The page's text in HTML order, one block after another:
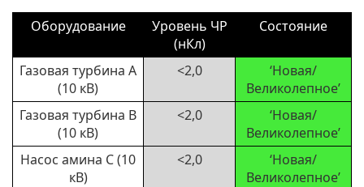
Оборудование
Уровень ЧР
(нКл)
Состояние
Газовая турбина A
(10 кВ)
<2,0
‘Новая/
Великолепное’
Газовая турбина B
(10 кВ)
<2,0
‘Новая/
Великолепное’
Насос амина C (10
кВ)
<2,0
‘Новая/
Великолепное’